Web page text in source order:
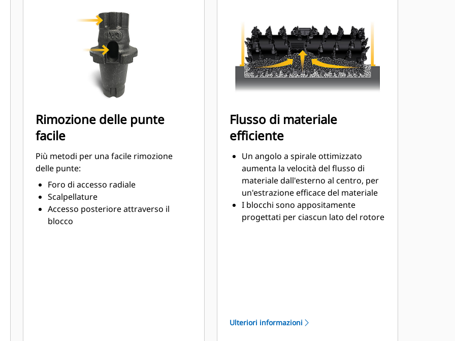
Rimozione delle punte
facile
Più metodi per una facile rimozione
delle punte:
Foro di accesso radiale
Scalpellature
Accesso posteriore attraverso il
blocco
Flusso di materiale
efficiente
Un angolo a spirale ottimizzato
aumenta la velocità del flusso di
materiale dall'esterno al centro, per
un'estrazione efficace del materiale
I blocchi sono appositamente
progettati per ciascun lato del rotore
convogliatore
Ulteriori informazioni